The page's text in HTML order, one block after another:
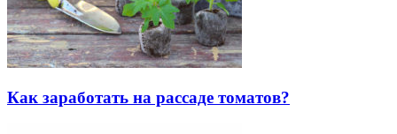
Как заработать на рассаде томатов?